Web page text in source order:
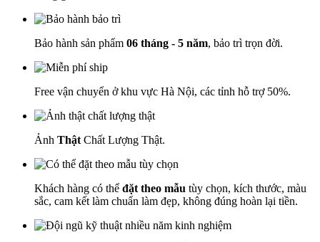
Bảo hành sản phẩm 06 tháng - 5 năm, bảo trì trọn đời.
Free vận chuyển ở khu vực Hà Nội, các tỉnh hỗ trợ 50%.
Ảnh Thật Chất Lượng Thật.
Khách hàng có thể đặt theo mẫu tùy chọn, kích thước, màu
sắc, cam kết làm chuẩn làm đẹp, không đúng hoàn lại tiền.